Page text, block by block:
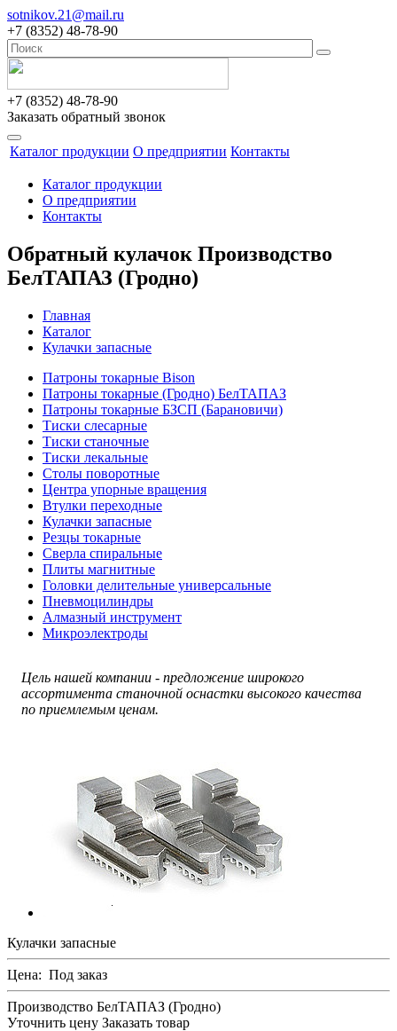
sotnikov.21@mail.ru
+7 (8352) 48-78-90
+7 (8352) 48-78-90
Заказать обратный звонок
Каталог продукции О предприятии Контакты
Каталог продукции
О предприятии
Контакты
Обратный кулачок Производство
БелТАПАЗ (Гродно)
Главная
Каталог
Кулачки запасные
Патроны токарные Bison
Патроны токарные (Гродно) БелТАПАЗ
Патроны токарные БЗСП (Барановичи)
Тиски слесарные
Тиски станочные
Тиски лекальные
Столы поворотные
Центра упорные вращения
Втулки переходные
Кулачки запасные
Резцы токарные
Сверла спиральные
Плиты магнитные
Головки делительные универсальные
Пневмоцилиндры
Алмазный инструмент
Микроэлектроды
Цель нашей компании - предложение широкого
ассортимента станочной оснастки высокого качества
по приемлемым ценам.
Кулачки запасные
Цена: Под заказ
Производство БелТАПАЗ (Гродно)
Уточнить цену Заказать товар